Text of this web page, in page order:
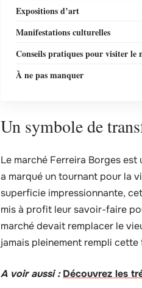
Expositions d’art
Manifestations culturelles
Conseils pratiques pour visiter le
À ne pas manquer
Un symbole de
Le marché Ferreira Borges
a marqué un tournant pour la
superficie impressionnante,
mis à profit leur savoir-faire
marché devait remplacer le
jamais pleinement rempli
A voir aussi : Découvrez les